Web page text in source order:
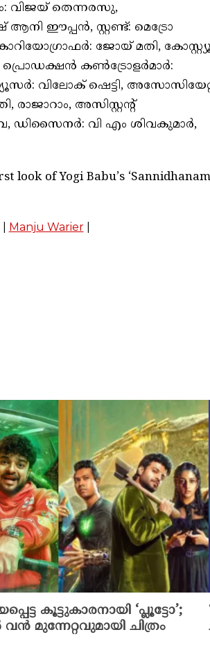
വിജയ് തെന്നരസു,
ഈപ്പൻ, സ്റ്റണ്ട്: മെട്രോ
ജോയ് മതി,
പ്രൊഡക്ഷൻ കൺട്രോളർമാർ:
വിലോക് ഷെട്ടി,
അസിസ്റ്റൻ്റ്
ഡിസൈനർ: വി എം ശിവകുമാർ,
of Yogi Babu’s ‘Sannidhanam
Manju Warier|
കൂട്ടുകാരനായി ‘പ്ലൂട്ടോ’;
വൻ മുന്നേറ്റവുമായി ചിത്രം